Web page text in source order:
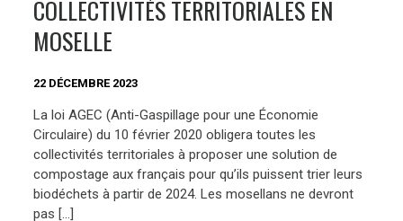
COLLECTIVITÉS TERRITORIALES EN
MOSELLE
22 DÉCEMBRE 2023
La loi AGEC (Anti-Gaspillage pour une Économie
Circulaire) du 10 février 2020 obligera toutes les
collectivités territoriales à proposer une solution de
compostage aux français pour qu’ils puissent trier leurs
biodéchets à partir de 2024. Les mosellans ne devront
pas […]